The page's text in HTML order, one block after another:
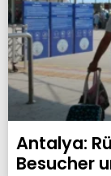
Antalya:
Besucher